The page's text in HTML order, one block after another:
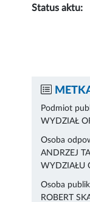
Status aktu:
Podmiot
WYDZIAŁ
Osoba
ANDRZEJ
WYDZIAŁU
Osoba
ROBERT